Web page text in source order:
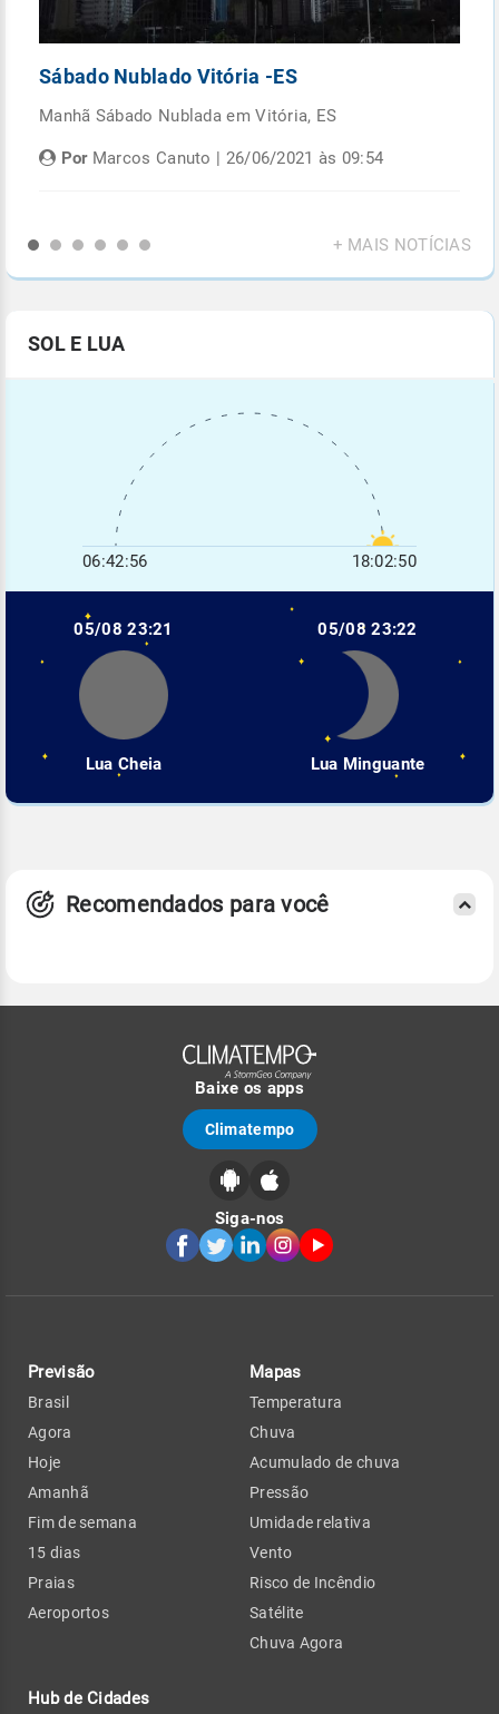
Sábado Nublado Vitória -ES
Manhã Sábado Nublada em Vitória, ES
PorMarcos Canuto | 26/06/2021 às 09:54
+ MAIS NOTÍCIAS
SOL E LUA
06:42:56 18:02:50
05/08 23:21
Lua Cheia
05/08 23:22
Lua Minguante
Recomendados para você
Baixe os apps
Climatempo
Siga-nos
Previsão
Brasil
Agora
Hoje
Amanhã
Fim de semana
15 dias
Praias
Aeroportos
Hub de Cidades
Mapas
Temperatura
Chuva
Acumulado de chuva
Pressão
Umidade relativa
Vento
Risco de Incêndio
Satélite
Chuva Agora